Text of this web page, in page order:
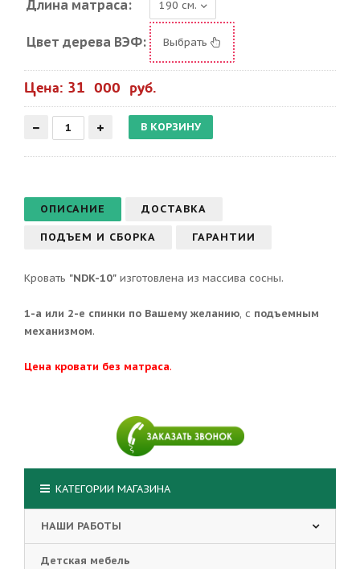
Длина матраса:
Цвет дерева ВЭФ: Выбрать
Цена: 31 000 руб.
ОПИСАНИЕ ДОСТАВКА
ПОДЪЕМ И СБОРКА ГАРАНТИИ
Кровать "NDK-10" изготовлена из массива сосны.
1-а или 2-е спинки по Вашему желанию, с подъемным
механизмом.
Цена кровати без матраса.
КАТЕГОРИИ МАГАЗИНА
НАШИ РАБОТЫ
Детская мебель